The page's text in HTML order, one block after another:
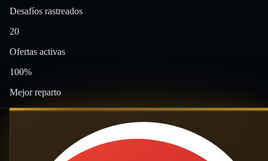
Desafíos rastreados
20
Ofertas activas
100%
Mejor reparto